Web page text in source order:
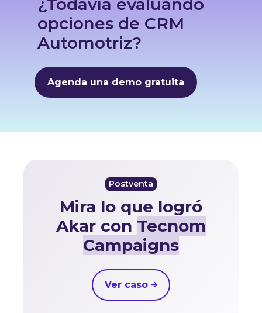
¿Todavía evaluando
opciones de CRM
Automotriz?
Agenda una demo gratuita
Postventa
Mira lo que logró
Akar con Tecnom
Campaigns
Ver caso